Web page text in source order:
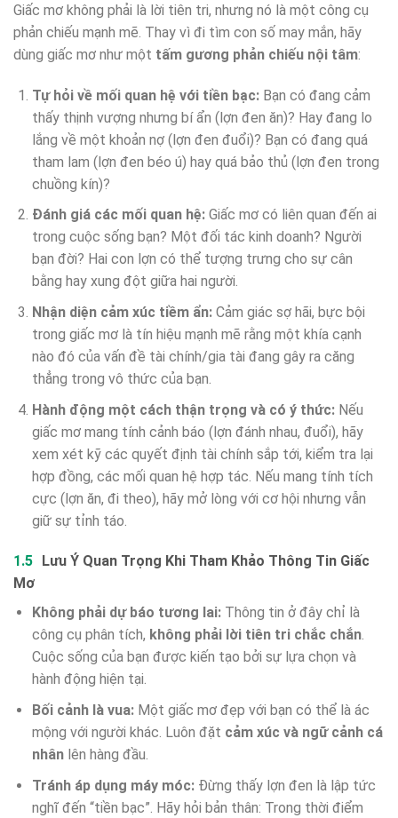
Giấc mơ không phải là lời tiên tri, nhưng nó là một công cụ
phản chiếu mạnh mẽ. Thay vì đi tìm con số may mắn, hãy
dùng giấc mơ như một tấm gương phản chiếu nội tâm:
Tự hỏi về mối quan hệ với tiền bạc:Bạn có đang cảm
thấy thịnh vượng nhưng bí ẩn (lợn đen ăn)? Hay đang lo
lắng về một khoản nợ (lợn đen đuổi)? Bạn có đang quá
tham lam (lợn đen béo ú) hay quá bảo thủ (lợn đen trong
chuồng kín)?
Đánh giá các mối quan hệ:Giấc mơ có liên quan đến ai
trong cuộc sống bạn? Một đối tác kinh doanh? Người
bạn đời? Hai con lợn có thể tượng trưng cho sự cân
bằng hay xung đột giữa hai người.
Nhận diện cảm xúc tiềm ẩn:Cảm giác sợ hãi, bực bội
trong giấc mơ là tín hiệu mạnh mẽ rằng một khía cạnh
nào đó của vấn đề tài chính/gia tài đang gây ra căng
thẳng trong vô thức của bạn.
Hành động một cách thận trọng và có ý thức:Nếu
giấc mơ mang tính cảnh báo (lợn đánh nhau, đuổi), hãy
xem xét kỹ các quyết định tài chính sắp tới, kiểm tra lại
hợp đồng, các mối quan hệ hợp tác. Nếu mang tính tích
cực (lợn ăn, đi theo), hãy mở lòng với cơ hội nhưng vẫn
giữ sự tỉnh táo.
Lưu Ý Quan Trọng Khi Tham Khảo Thông Tin Giấc
Mơ
Không phải dự báo tương lai:Thông tin ở đây chỉ là
công cụ phân tích, không phải lời tiên tri chắc chắn.
Cuộc sống của bạn được kiến tạo bởi sự lựa chọn và
hành động hiện tại.
Bối cảnh là vua:Một giấc mơ đẹp với bạn có thể là ác
mộng với người khác. Luôn đặt cảm xúc và ngữ cảnh cá
nhânlên hàng đầu.
Tránh áp dụng máy móc:Đừng thấy lợn đen là lập tức
nghĩ đến “tiền bạc”. Hãy hỏi bản thân: Trong thời điểm